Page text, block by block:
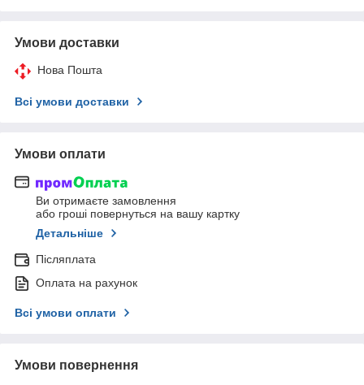
Умови доставки
Нова Пошта
Всі умови доставки
Умови оплати
Ви отримаєте замовлення
або гроші повернуться на вашу картку
Детальніше
Післяплата
Оплата на рахунок
Всі умови оплати
Умови повернення